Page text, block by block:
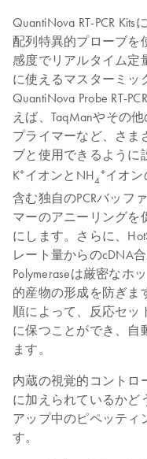
QuantiNova RT-PCR
配列特異的プローブを
感度でリアルタイム定
に使えるマスターミッ
QuantiNova Probe RT-
えば、TaqManやその
プライマーなど、さま
ブと使用できるように
K+イオンとNH4
+イオン
含む独自のPCRバッフ
マーのアニーリングを
にします。さらに、
レート量からのcDNA
Polymeraseは厳密なホ
的産物の形成を防ぎま
順によって、反応セッ
に保つことができ、自
ます。
内蔵の視覚的コントロ
に加えられているかど
アップ中のピペッティ
す。